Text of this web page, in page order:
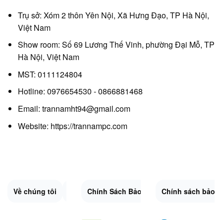
Trụ sở: Xóm 2 thôn Yên Nội, Xã Hưng Đạo, TP Hà Nội,
Việt Nam
Show room: Số 69 Lương Thế Vinh, phường Đại Mỗ, TP
Hà Nội, Việt Nam
MST: 0111124804
Hotline: 0976654530 - 0866881468
Email: trannamht94@gmail.com
Website: https://trannampc.com
Về chúng tôi Liên Hệ Quy Định Chung Sitemap.XML
Chính Sách Bảo Mật Đổi trả và hoàn
Chính sách bảo